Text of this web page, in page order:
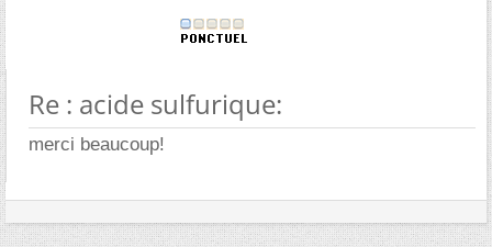
Re : acide sulfurique:
merci beaucoup!